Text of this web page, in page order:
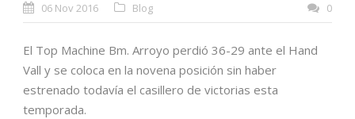
06 Nov 2016 Blog 0
El Top Machine Bm. Arroyo perdió 36-29 ante el Hand
Vall y se coloca en la novena posición sin haber
estrenado todavía el casillero de victorias esta
temporada.